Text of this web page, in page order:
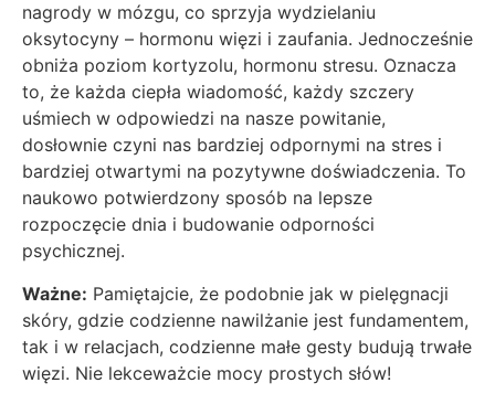
nagrody w mózgu, co sprzyja wydzielaniu
oksytocyny – hormonu więzi i zaufania. Jednocześnie
obniża poziom kortyzolu, hormonu stresu. Oznacza
to, że każda ciepła wiadomość, każdy szczery
uśmiech w odpowiedzi na nasze powitanie,
dosłownie czyni nas bardziej odpornymi na stres i
bardziej otwartymi na pozytywne doświadczenia. To
naukowo potwierdzony sposób na lepsze
rozpoczęcie dnia i budowanie odporności
psychicznej.
Ważne: Pamiętajcie, że podobnie jak w pielęgnacji
skóry, gdzie codzienne nawilżanie jest fundamentem,
tak i w relacjach, codzienne małe gesty budują trwałe
więzi. Nie lekceważcie mocy prostych słów!